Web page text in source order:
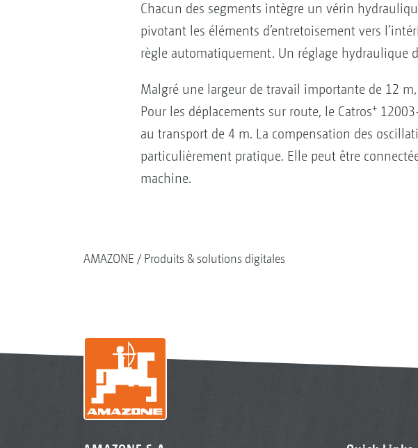
Chacun des segments intègre un vérin
pivotant les éléments d’entretoisement vers
règle automatiquement. Un réglage hydraulique
Malgré une largeur de travail importante de 12
Pour les déplacements sur route, le Catros+
au transport de 4 m. La compensation des
particulièrement pratique. Elle peut être
machine.
AMAZONE Produits & solutions digitales